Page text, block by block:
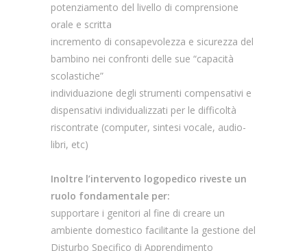
potenziamento del livello di comprensione
orale e scritta
incremento di consapevolezza e sicurezza del
bambino nei confronti delle sue “capacità
scolastiche”
individuazione degli strumenti compensativi e
dispensativi individualizzati per le difficoltà
riscontrate (computer, sintesi vocale, audio-
libri, etc)
Inoltre l’intervento logopedico riveste un
ruolo fondamentale per:
supportare i genitori al fine di creare un
ambiente domestico facilitante la gestione del
Disturbo Specifico di Apprendimento